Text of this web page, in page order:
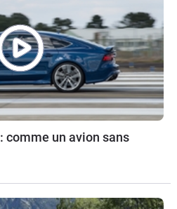
comme un avion sans